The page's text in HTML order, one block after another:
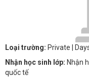
Loại trường: Private |
Nhận học sinh lớp: Nhận
quốc tế